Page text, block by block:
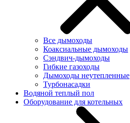
Все дымоходы
Коаксиальные дымоходы
Сэндвич-дымоходы
Гибкие газоходы
Дымоходы неутепленные
Турбонасадки
Водяной теплый пол
Оборудование для котельных